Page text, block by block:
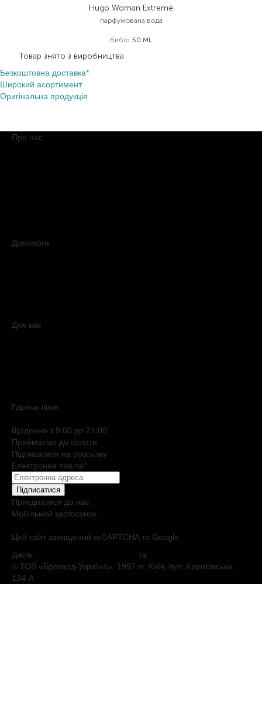
Hugo Woman Extreme
парфумована вода
Вибір 50 ML
Товар знято з виробництва
Безкоштовна доставка*
Широкий асортимент
Оригінальна продукція
Про нас
Допомога
Для вас
Гаряча лiнiя
Щоденно з 9:00 до 21:00
Приймаємо до сплати
Підписатися на розсилку
Електронна пошта*
Підписатися
Приєднатися до нас
Мобільний застосунок
Цей сайт захищений reCAPTCHA та Google
Діють
та
© ТОВ «Брокард-Україна», 1997 м. Київ, вул. Кирилівська,
134-А